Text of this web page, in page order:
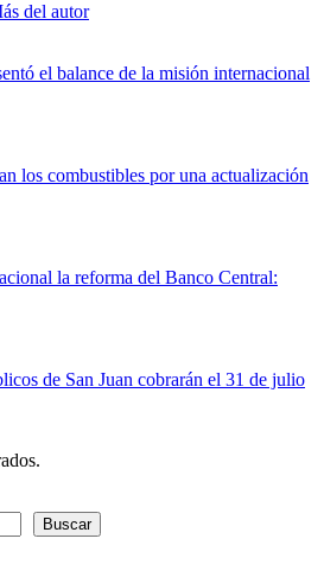
del autor
el balance de la misión internacional
los combustibles por una actualización
la reforma del Banco Central:
de San Juan cobrarán el 31 de julio
Buscar